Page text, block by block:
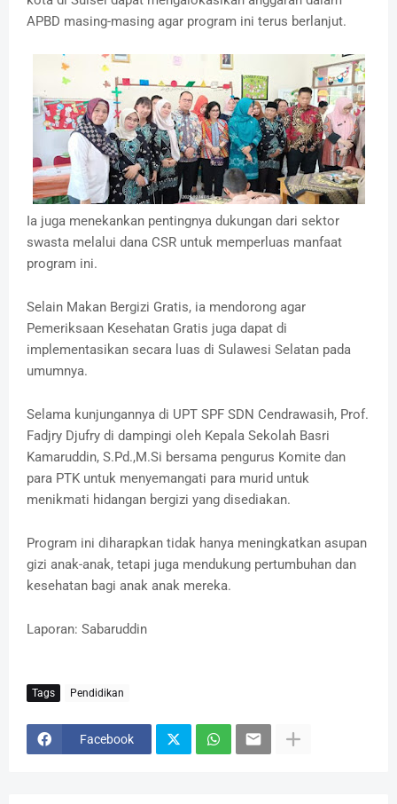
APBD masing-masing agar program ini terus berlanjut.
Ia juga menekankan pentingnya dukungan dari sektor
swasta melalui dana CSR untuk memperluas manfaat
program ini.
Selain Makan Bergizi Gratis, ia mendorong agar
Pemeriksaan Kesehatan Gratis juga dapat di
implementasikan secara luas di Sulawesi Selatan pada
umumnya.
Selama kunjungannya di UPT SPF SDN Cendrawasih, Prof.
Fadjry Djufry di dampingi oleh Kepala Sekolah Basri
Kamaruddin, S.Pd.,M.Si bersama pengurus Komite dan
para PTK untuk menyemangati para murid untuk
menikmati hidangan bergizi yang disediakan.
Program ini diharapkan tidak hanya meningkatkan asupan
gizi anak-anak, tetapi juga mendukung pertumbuhan dan
kesehatan bagi anak anak mereka.
Laporan: Sabaruddin
Tags Pendidikan
Facebook